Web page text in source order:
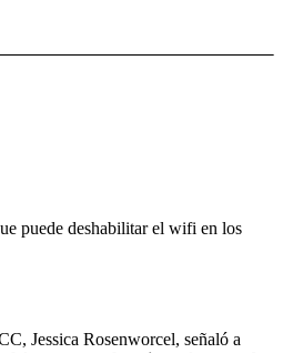
puede deshabilitar el wifi en los
Jessica Rosenworcel, señaló a